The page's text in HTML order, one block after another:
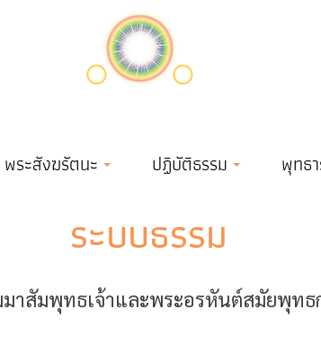
พระสังฆรัตนะ ปฏิบัติธรรม พุทธ
ระบบธรรม
าสัมพุทธเจ้าและพระอรหันต์สมัยพุทธก